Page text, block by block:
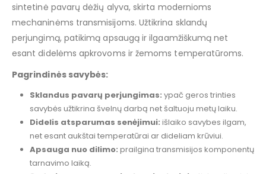
sintetinė pavarų dėžių alyva, skirta modernioms
mechaninėms transmisijoms. Užtikrina sklandų
perjungimą, patikimą apsaugą ir ilgaamžiškumą net
esant didelėms apkrovoms ir žemoms temperatūroms.
Pagrindinės savybės:
Sklandus pavarų perjungimas: ypač geros trinties
savybės užtikrina švelnų darbą net šaltuoju metų laiku.
Didelis atsparumas senėjimui: išlaiko savybes ilgam,
net esant aukštai temperatūrai ar dideliam krūviui.
Apsauga nuo dilimo: prailgina transmisijos komponentų
tarnavimo laiką.